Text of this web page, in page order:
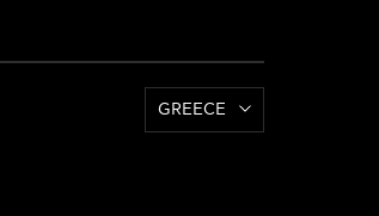
GREECE